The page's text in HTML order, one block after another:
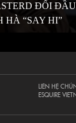
ĐỐI
HÀ “SAY HI”
LIÊN HỆ
ESQUIRE